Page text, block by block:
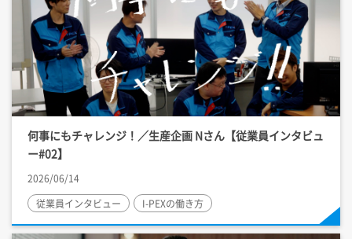
何事にもチャレンジ！／生産企画 Nさん【従業員インタビュ
ー#02】
2026/06/14
従業員インタビュー
I-PEXの働き方